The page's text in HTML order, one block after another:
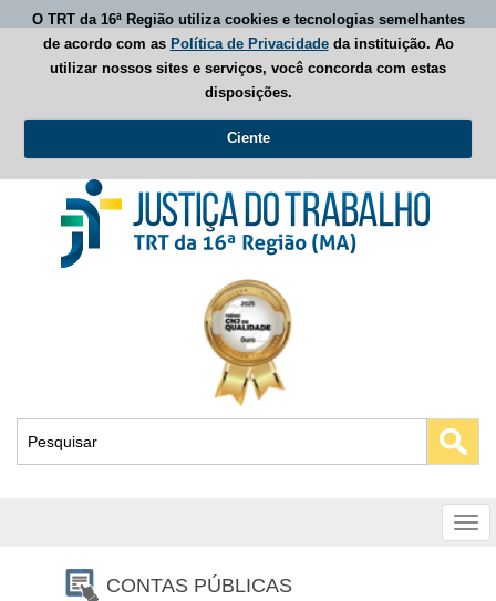
O TRT da 16ª Região utiliza cookies e tecnologias semelhantes
de acordo com as Política de Privacidadeda instituição. Ao
utilizar nossos sites e serviços, você concorda com estas
disposições.
Ciente
CONTAS PÚBLICAS